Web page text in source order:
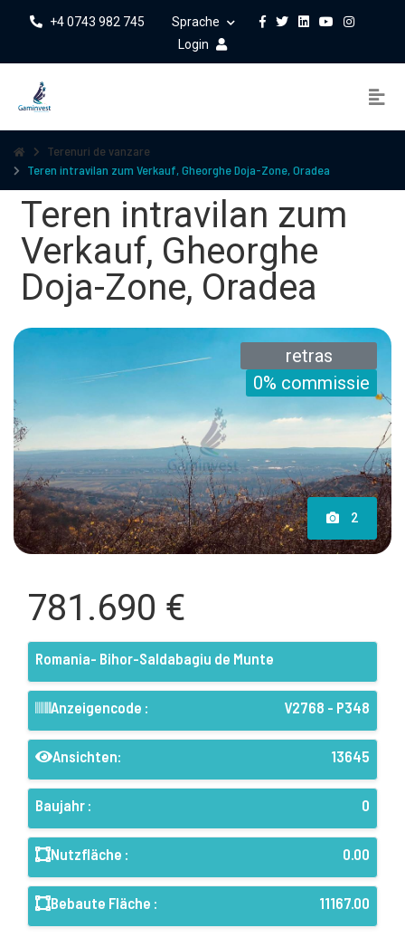
+4 0743 982 745
Sprache
Login
Terenuri de vanzare
Teren intravilan zum Verkauf, Gheorghe Doja-Zone, Oradea
Teren intravilan zum
Verkauf, Gheorghe
Doja-Zone, Oradea
retras
0% commissie
2
781.690 €
Romania- Bihor-Saldabagiu de Munte
Anzeigencode : V2768 - P348
Ansichten: 13645
Baujahr : 0
Nutzfläche : 0.00
Bebaute Fläche : 11167.00